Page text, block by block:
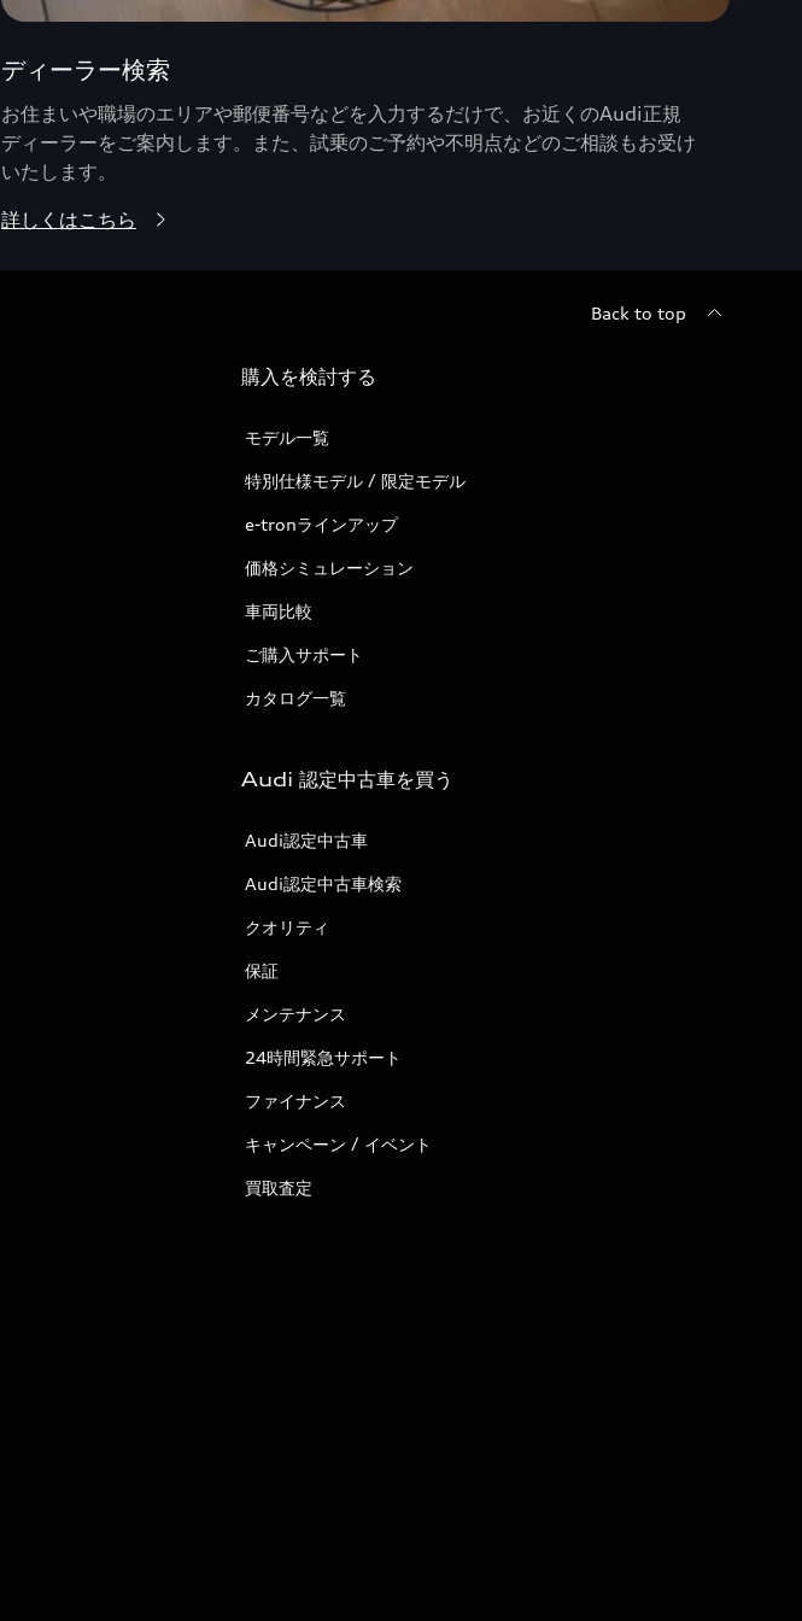
ディーラー検索
お住まいや職場のエリアや郵便番号などを入力するだけで、お近くのAudi正規
ディーラーをご案内します。また、試乗のご予約や不明点などのご相談もお受け
いたします。
詳しくはこちら
Back to top
購入を検討する
モデル一覧
特別仕様モデル / 限定モデル
e-tronラインアップ
価格シミュレーション
車両比較
ご購入サポート
カタログ一覧
Audi 認定中古車を買う
Audi認定中古車
Audi認定中古車検索
クオリティ
保証
メンテナンス
24時間緊急サポート
ファイナンス
キャンペーン / イベント
買取査定